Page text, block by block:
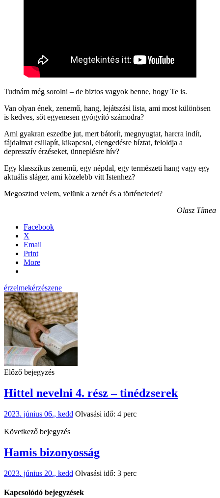
Tudnám még sorolni – de biztos vagyok benne, hogy Te is.
Van olyan ének, zenemű, hang, lejátszási lista, ami most különösen
is kedves, sőt egyenesen gyógyító számodra?
Ami gyakran eszedbe jut, mert bátorít, megnyugtat, harcra indít,
fájdalmat csillapít, kikapcsol, elengedésre bíztat, feloldja a
depresszív érzéseket, ünneplésre hív?
Egy klasszikus zenemű, egy népdal, egy természeti hang vagy egy
aktuális sláger, ami közelebb vitt Istenhez?
Megosztod velem, velünk a zenét és a történetedet?
Olasz Tímea
Facebook
X
Email
Print
More
érzelmekérzészene
Előző bejegyzés
Hittel nevelni 4. rész – tinédzserek
2023. június 06., kedd Olvasási idő: 4 perc
Következő bejegyzés
Hamis bizonyosság
2023. június 20., kedd Olvasási idő: 3 perc
Kapcsolódó bejegyzések